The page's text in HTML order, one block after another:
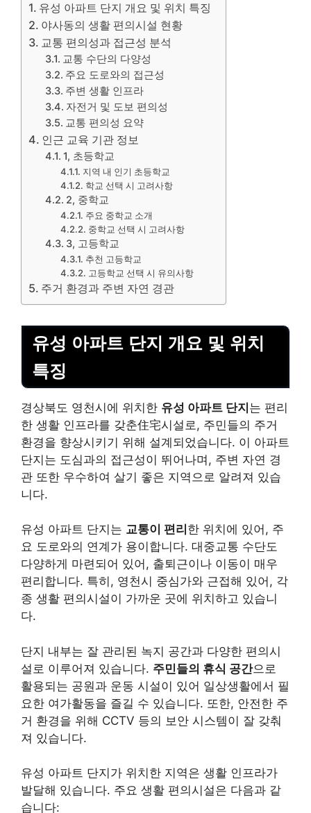
유성 아파트 단지 개요 및 위치 특징
야사동의 생활 편의시설 현황
교통 편의성과 접근성 분석
교통 수단의 다양성
주요 도로와의 접근성
주변 생활 인프라
자전거 및 도보 편의성
교통 편의성 요약
인근 교육 기관 정보
1, 초등학교
지역 내 인기 초등학교
학교 선택 시 고려사항
2, 중학교
주요 중학교 소개
중학교 선택 시 고려사항
3, 고등학교
추천 고등학교
고등학교 선택 시 유의사항
주거 환경과 주변 자연 경관
유성 아파트 단지 개요 및 위치
특징
경상북도 영천시에 위치한 유성 아파트 단지는 편리
한 생활 인프라를 갖춘住宅시설로, 주민들의 주거
환경을 향상시키기 위해 설계되었습니다. 이 아파트
단지는 도심과의 접근성이 뛰어나며, 주변 자연 경
관 또한 우수하여 살기 좋은 지역으로 알려져 있습
니다.
유성 아파트 단지는 교통이 편리 한 위치에 있어, 주
요 도로와의 연계가 용이합니다. 대중교통 수단도
다양하게 마련되어 있어, 출퇴근이나 이동이 매우
편리합니다. 특히, 영천시 중심가와 근접해 있어, 각
종 생활 편의시설이 가까운 곳에 위치하고 있습니
다.
단지 내부는 잘 관리된 녹지 공간과 다양한 편의시
설로 이루어져 있습니다. 주민들의 휴식 공간으로
활용되는 공원과 운동 시설이 있어 일상생활에서 필
요한 여가활동을 즐길 수 있습니다. 또한, 안전한 주
거 환경을 위해 CCTV 등의 보안 시스템이 잘 갖춰
져 있습니다.
유성 아파트 단지가 위치한 지역은 생활 인프라가
발달해 있습니다. 주요 생활 편의시설은 다음과 같
습니다: